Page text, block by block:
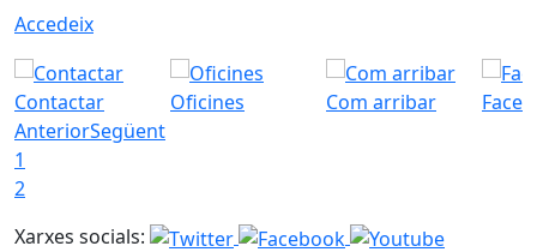
Accedeix
Contactar Oficines Com arribar
AnteriorSegüent
1
2
Xarxes socials: